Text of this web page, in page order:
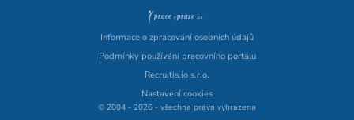
Informace o zpracování osobních údajů
Podmínky používání pracovního portálu
Recruitis.io s.r.o.
Nastavení cookies
© 2004 - 2026 - všechna práva vyhrazena